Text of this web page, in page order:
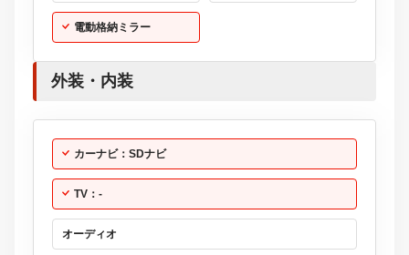
オーディオ
ビジュアル：-／-
アルミホイール：20インチ
革シート
キーレス